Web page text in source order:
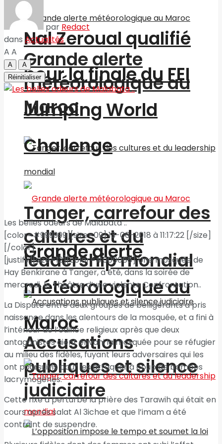
Grande alerte
météorologique au
Maroc
Tanger, carrefour des
cultures et du
leadership mondial
Accusations
publiques et silence
judiciaire
Nal Zeroual qualifié
pour la finale du FEI
Jumping World
Challenge
Grande alerte
météorologique au
Maroc
par Redact
dans Actualités
A A
A
A
Réinitialiser
Les belles odeurs de Malabata ..
[color=#999999][size=09] 13-06-2018 à 11:17:22 [/size]
[/color]
[justify][size=12][color=#000066] Une mosquée de
Hay Benkirane à Tanger, a été, dans la soirée de
mercredi, le Théâtre d’une violente Confrontation..
La Dispute entre deux groupes de belligérants a pris
naissance dans les alentours de la mosquée, et a fini à
l’intérieur de l’édifice religieux après que deux
antagonistes aient envahi la mosquée pour se réfugier
au milieu des fidèles, fuyant leurs adversaires qui les
ont poursuivis pour les attaquer à coup de bombes
lacrymogènes.
Cette rixe a perturbé la prière des Tarawih qui était en
cours après salat Al 3ichae et que l’imam a été
contraint de suspendre.